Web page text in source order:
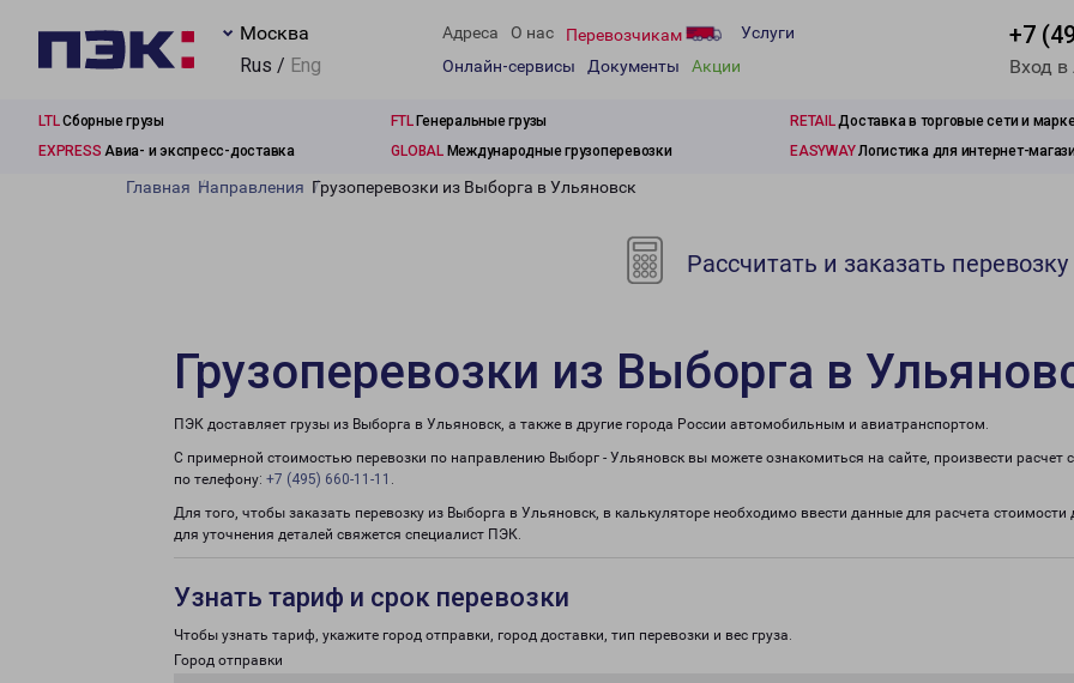
Москва
Rus / Eng
Адреса О нас Перевозчикам
Услуги
Онлайн-сервисы
Документы Акции
+7
Вход
LTLСборные грузы FTLГенеральные грузы RETAILДоставка в торговые сети и
EXPRESS Авиа- и экспресс-доставка GLOBALМеждународные грузоперевозки EASYWAYЛогистика для интернет-
Главная Направления Грузоперевозки из Выборга в Ульяновск
Рассчитать и заказать перевозку
Грузоперевозки из Выборга в
ПЭК доставляет грузы из Выборга в Ульяновск, а также в другие города России автомобильным и авиатранспортом.
С примерной стоимостью перевозки по направлению Выборг - Ульяновск вы можете ознакомиться на сайте, произвести
по телефону: +7 (495) 660-11-11 .
Для того, чтобы заказать перевозку из Выборга в Ульяновск, в калькуляторе необходимо ввести данные для расчета
для уточнения деталей свяжется специалист ПЭК.
Узнать тариф и срок перевозки
Чтобы узнать тариф, укажите город отправки, город доставки, тип перевозки и вес груза.
Город отправки